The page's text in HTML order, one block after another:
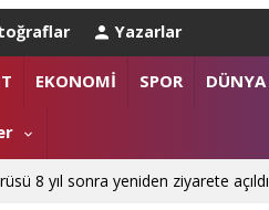
Yazarlar
EKONOMİ SPOR DÜNYA
8 yıl sonra yeniden ziyarete açıldı